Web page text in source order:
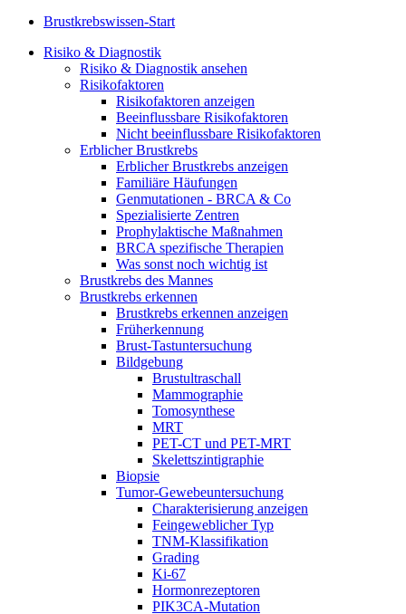
Brustkrebswissen-Start
Risiko & Diagnostik
Risiko & Diagnostik ansehen
Risikofaktoren
Risikofaktoren anzeigen
Beeinflussbare Risikofaktoren
Nicht beeinflussbare Risikofaktoren
Erblicher Brustkrebs
Erblicher Brustkrebs anzeigen
Familiäre Häufungen
Genmutationen - BRCA & Co
Spezialisierte Zentren
Prophylaktische Maßnahmen
BRCA spezifische Therapien
Was sonst noch wichtig ist
Brustkrebs des Mannes
Brustkrebs erkennen
Brustkrebs erkennen anzeigen
Früherkennung
Brust-Tastuntersuchung
Bildgebung
Brustultraschall
Mammographie
Tomosynthese
MRT
PET-CT und PET-MRT
Skelettszintigraphie
Biopsie
Tumor-Gewebeuntersuchung
Charakterisierung anzeigen
Feingeweblicher Typ
TNM-Klassifikation
Grading
Ki-67
Hormonrezeptoren
PIK3CA-Mutation